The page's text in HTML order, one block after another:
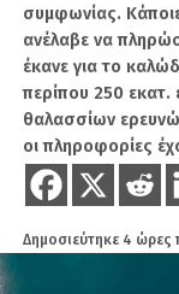
Το κρίσιμο
πλευρά δεν
από αυτή την
ως βασικό
Ρωσίας, η
ρωσικών
χωρών της
ενεργειακές
ενισχύσει
συμφωνίας.
ανέλαβε να
έκανε για το
περίπου 250 εκατ.
θαλασσίων
οι πληροφορίες
Δημοσιεύτηκε 4 ώρες